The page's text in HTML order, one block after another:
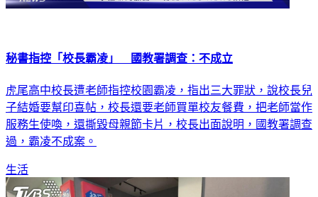
秘書指控「校長霸凌」 國教署調查：不成立
虎尾高中校長遭老師指控校園霸凌，指出三大罪狀，說校長兒
子結婚要幫印喜帖，校長還要老師買單校友餐費，把老師當作
服務生使喚，還撕毀母親節卡片，校長出面說明，國教署調查
過，霸凌不成案。
生活